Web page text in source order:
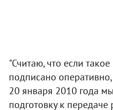
"Считаю, что если
подписано
20 января 2010 года
подготовку к передаче